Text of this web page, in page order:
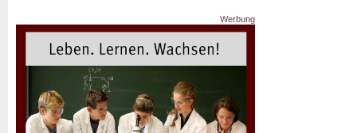
Werbung